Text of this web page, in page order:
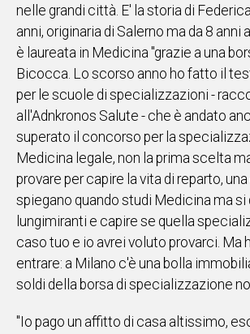
ITALIA
NEL
MONDO
SPORT
EVENTI
STORIE
VIDEO
UNISCITI
WHATSAPP
nelle grandi città. E' la storia di
anni, originaria di Salerno ma da 8 anni
è laureata in Medicina "grazie a una
Bicocca. Lo scorso anno ho fatto il
per le scuole di specializzazioni -
all'Adnkronos Salute - che è andato
superato il concorso per la
Medicina legale, non la prima scelta
provare per capire la vita di reparto,
spiegano quando studi Medicina ma
lungimiranti e capire se quella
caso tuo e io avrei voluto provarci. Ma
entrare: a Milano c'è una bolla
soldi della borsa di specializzazione
"Io pago un affitto di casa altissimo,